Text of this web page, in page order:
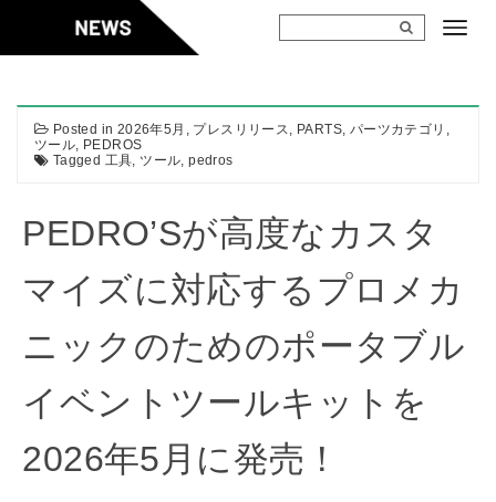
content
Posted in 2026年5月 , プレスリリース, PARTS, パーツカテゴリ ,
ツール, PEDROS
Tagged 工具, ツール,pedros
PEDRO’Sが高度なカスタ
マイズに対応するプロメカ
ニックのためのポータブル
イベントツールキットを
2026年5月に発売！